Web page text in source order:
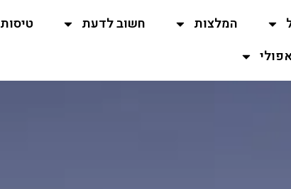
המלצות חשוב לדעת
טיסות